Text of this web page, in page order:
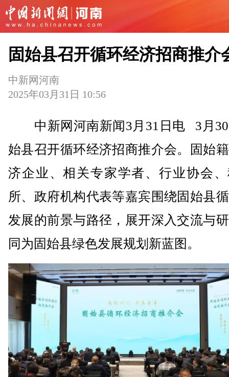
固始县召开循环经济招商推介
中新网河南
2025年03月31日 10:56
中新网河南新闻3月31日电 3月30
始县召开循环经济招商推介会。固始
济企业、相关专家学者、行业协会
所、政府机构代表等嘉宾围绕固始县
发展的前景与路径，展开深入交流与
同为固始县绿色发展规划新蓝图。